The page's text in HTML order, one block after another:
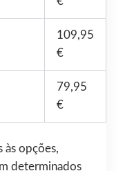
109,95
€
79,95
€
às opções,
determinados